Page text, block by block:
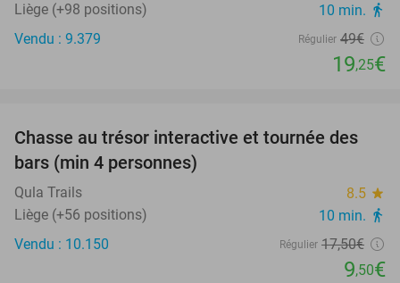
Liège (+98 positions) 10 min. directions_walk
Vendu : 9.379 Régulier 49€
19,25€
46%
Chasse au trésor interactive et tournée des
bars (min 4 personnes)
Qula Trails 8.5 star
Liège (+56 positions) 10 min. directions_walk
Vendu : 10.150 Régulier 17,50€
9,50€